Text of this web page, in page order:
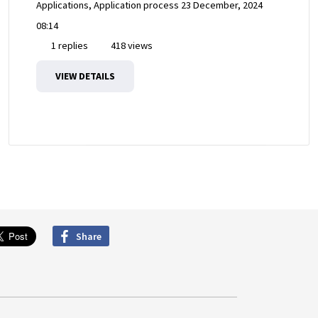
Applications, Application process 23 December, 2024
08:14
1 replies
418 views
VIEW DETAILS
Share